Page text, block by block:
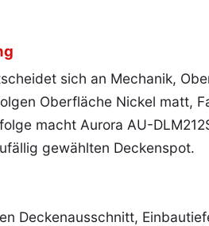
sich an Mechanik,
Oberfläche Nickel matt,
macht Aurora AU-
gewählten Deckenspot.
Deckenausschnitt,